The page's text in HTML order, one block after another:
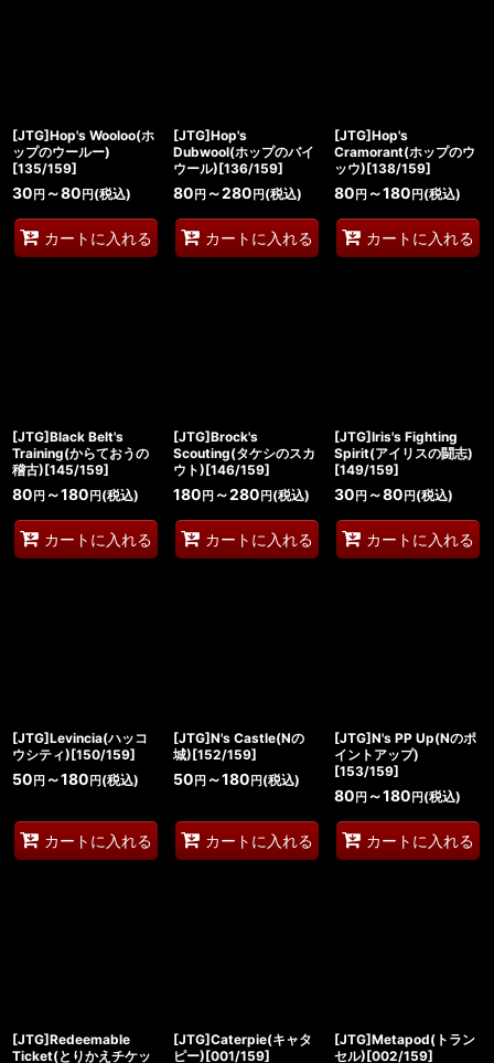
[JTG]Hop's Wooloo(ホ
ップのウールー)
[135/159]
30 円 ～80 円 (税込)
カートに入れる
[JTG]Hop's
Dubwool(ホップのバイ
ウール)[136/159]
80 円～280 円(税込)
カートに入れる
[JTG]Hop's
Cramorant(ホップのウ
ッウ)[138/159]
80 円～180 円(税込)
カートに入れる
[JTG]Black Belt's
Training(からておうの
稽古)[145/159]
80 円 ～180 円 (税込)
カートに入れる
[JTG]Brock's
Scouting(タケシのスカ
ウト)[146/159]
180 円～280 円(税込)
カートに入れる
[JTG]Iris's Fighting
Spirit(アイリスの闘志)
[149/159]
30 円～80 円(税込)
カートに入れる
[JTG]Levincia(ハッコ
ウシティ)[150/159]
50 円 ～180 円 (税込)
カートに入れる
[JTG]N's Castle(Nの
城)[152/159]
50 円～180 円(税込)
カートに入れる
[JTG]N's PP Up(Nのポ
イントアップ)
[153/159]
80 円～180 円(税込)
カートに入れる
[JTG]Redeemable
Ticket(とりかえチケッ
[JTG]Caterpie(キャタ
ピー)[001/159]
[JTG]Metapod(トラン
セル)[002/159]